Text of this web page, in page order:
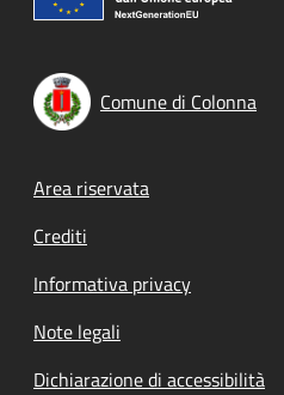
Comune di Colonna
Footer menu
Area riservata
Crediti
Informativa privacy
Note legali
Dichiarazione di accessibilità